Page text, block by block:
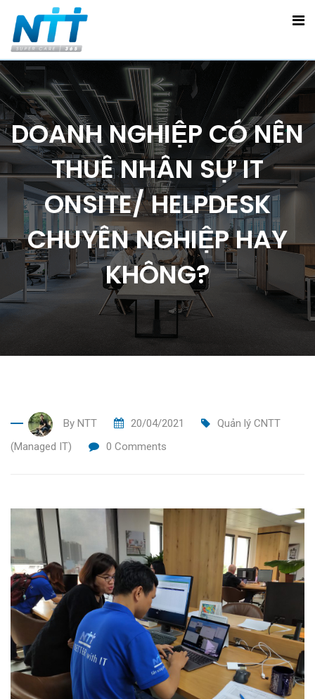
DOANH NGHIỆP CÓ NÊN
THUÊ NHÂN SỰ IT
ONSITE/ HELPDESK
CHUYÊN NGHIỆP HAY
KHÔNG?
By NTT 20/04/2021
Quản lý CNTT
(Managed IT)
0 Comments